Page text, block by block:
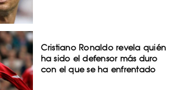
Cristiano Ronaldo revela quién
ha sido el defensor más duro
con el que se ha enfrentado